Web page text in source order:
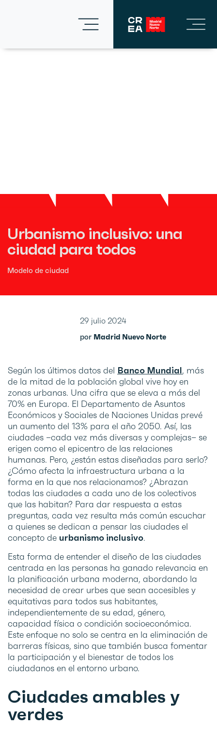
Urbanismo inclusivo: una
ciudad para todos
Modelo de ciudad
Según los últimos datos del Banco Mundial, más
de la mitad de la población global vive hoy en
zonas urbanas. Una cifra que se eleva a más del
70% en Europa. El Departamento de Asuntos
Económicos y Sociales de Naciones Unidas prevé
un aumento del 13% para el año 2050. Así, las
ciudades –cada vez más diversas y complejas– se
erigen como el epicentro de las relaciones
humanas. Pero, ¿están estas diseñadas para serlo?
¿Cómo afecta la infraestructura urbana a la
forma en la que nos relacionamos? ¿Abrazan
todas las ciudades a cada uno de los colectivos
que las habitan? Para dar respuesta a estas
preguntas, cada vez resulta más común escuchar
a quienes se dedican a pensar las ciudades el
concepto de urbanismo inclusivo.
Esta forma de entender el diseño de las ciudades
centrada en las personas ha ganado relevancia en
la planificación urbana moderna, abordando la
necesidad de crear urbes que sean accesibles y
equitativas para todos sus habitantes,
independientemente de su edad, género,
capacidad física o condición socioeconómica.
Este enfoque no solo se centra en la eliminación de
barreras físicas, sino que también busca fomentar
la participación y el bienestar de todos los
ciudadanos en el entorno urbano.
Ciudades amables y
verdes
29 julio 2024
por Madrid Nuevo Norte